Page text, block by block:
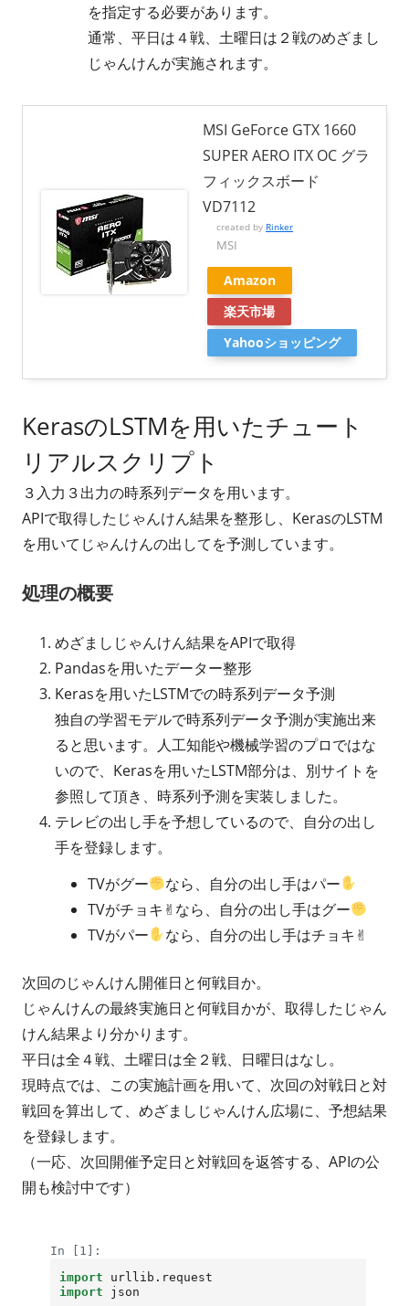
を指定する必要があります。
通常、平日は４戦、土曜日は２戦のめざまし
じゃんけんが実施されます。
MSI GeForce GTX 1660
SUPER AERO ITX OC グラ
フィックスボード
VD7112
created by Rinker
MSI
Amazon
楽天市場
Yahooショッピング
KerasのLSTMを用いたチュート
リアルスクリプト
３入力３出力の時系列データを用います。
APIで取得したじゃんけん結果を整形し、KerasのLSTM
を用いてじゃんけんの出してを予測しています。
処理の概要
めざましじゃんけん結果をAPIで取得
Pandasを用いたデーター整形
Kerasを用いたLSTMでの時系列データ予測
独自の学習モデルで時系列データ予測が実施出来
ると思います。人工知能や機械学習のプロではな
いので、Kerasを用いたLSTM部分は、別サイトを
参照して頂き、時系列予測を実装しました。
テレビの出し手を予想しているので、自分の出し
手を登録します。
TVがグー
なら、自分の出し手はパー
TVがチョキ✌なら、自分の出し手はグー
TVがパー
なら、自分の出し手はチョキ✌
次回のじゃんけん開催日と何戦目か。
じゃんけんの最終実施日と何戦目かが、取得したじゃん
けん結果より分かります。
平日は全４戦、土曜日は全２戦、日曜日はなし。
現時点では、この実施計画を用いて、次回の対戦日と対
戦回を算出して、めざましじゃんけん広場に、予想結果
を登録します。
（一応、次回開催予定日と対戦回を返答する、APIの公
開も検討中です）